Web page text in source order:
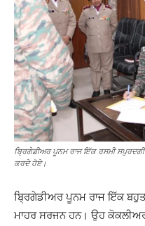
ਬ੍ਰਿਗੇਡੀਅਰ ਪੂਨਮ ਰਾਜ ਇੱਕ ਰਸਮੀ
ਕਰਦੇ ਹੋਏ।
ਬ੍ਰਿਗੇਡੀਅਰ ਪੂਨਮ ਰਾਜ ਇੱਕ
ਮਾਹਰ ਸਰਜਨ ਹਨ। ਉਹ